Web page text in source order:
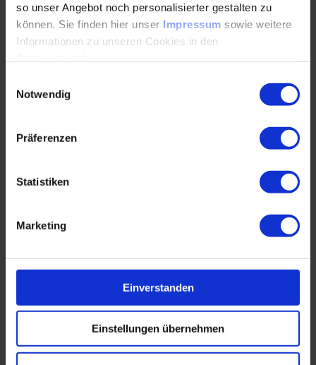
so unser Angebot noch personalisierter gestalten zu
können. Sie finden hier unser Impressum sowie weitere
Informationen zu unseren Cookies in den
Notwendig
Präferenzen
Statistiken
Marketing
Einverstanden
Einstellungen übernehmen
Die Seminarteilnehmenden können hier zu
ihren laufenden
Projekten Fragen stellen. Hierzu sind die
Unterlagen per
USB-Stick für die Präsentation mitzubringen.
Programm-PDF Herunterladen
Grundlagen vermittelt, die dann im Rahmen von kleinen
Aufgabenstellungen einzeln und in kleinen Gruppen
gelöst werden. Die Fallbeispiele werden nachbesprochen
und erläutert. Anhand von Fotos aus der Praxis wird auf
Problembereiche hingewiesen, mögliche Fallstricke
werden erläutert. Du profitierst durch die Einzel- und
Gruppenarbeiten und dem Erfahrungsaustausch bei der